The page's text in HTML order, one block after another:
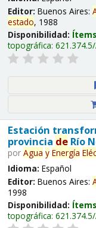
Editor: Buenos Aires:
estado, 1988
Disponibilidad:
topográfica:
Estación
provincia deRío
por Agua y Energía
Idioma: Español
Editor: Buenos Aires:
1998
Disponibilidad:
topográfica: